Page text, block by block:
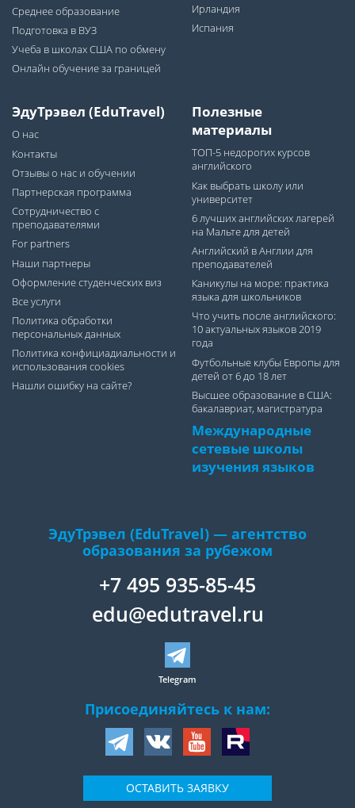
Среднее образование
Подготовка в ВУЗ
Учеба в школах США по обмену
Онлайн обучение за границей
Ирландия
Испания
ЭдуТрэвел (EduTravel)
О нас
Контакты
Отзывы о нас и обучении
Партнерская программа
Сотрудничество с
преподавателями
For partners
Наши партнеры
Оформление студенческих виз
Все услуги
Политика обработки
персональных данных
Политика конфициадиальности и
использования cookies
Нашли ошибку на сайте?
Полезные
материалы
ТОП-5 недорогих курсов
английского
Как выбрать школу или
университет
6 лучших английских лагерей
на Мальте для детей
Английский в Англии для
преподавателей
Каникулы на море: практика
языка для школьников
Что учить после английского:
10 актуальных языков 2019
года
Футбольные клубы Европы для
детей от 6 до 18 лет
Высшее образование в США:
бакалавриат, магистратура
Международные
сетевые школы
изучения языков
ЭдуТрэвел (EduTravel) — агентство
образования за рубежом
+7 495 935-85-45
edu@edutravel.ru
Telegram
Присоединяйтесь к нам:
ОСТАВИТЬ ЗАЯВКУ